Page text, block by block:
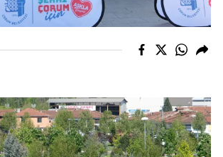
Yalova
Kilis
Osmaniye